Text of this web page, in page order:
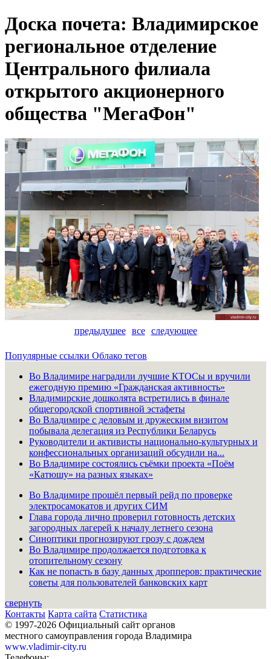
Доска почета: Владимирское
региональное отделение
Центрального филиала
открытого акционерного
общества "МегаФон"
предыдущее все следующее
Популярные ссылки Облако тегов
Во Владимире наградили лучшие КТОСы и вручили
ежегодную премию «Гражданская активность»
Владимирские дошколята встретились в финале
общегородской спортивной эстафеты
Во Владимире с деловым и дружеским визитом
побывала делегация из Республики Беларусь
Руководители и активисты национально-культурных и
конфессиональных организаций обсудили на...
Во Владимире состоялись съёмки проекта «Поём
«Катюшу» на разных языках»
Во Владимире прошёл первый рейд по проверке
электросамокатов и других СИМ
Глава города лично проверил готовность детских
загородных лагерей к началу летнего сезона
Синоптики прогнозируют грозу с дождем
Во Владимире продолжается подготовка к
отопительному сезону
Как не попасть в базу данных дропперов: практические
советы для пользователей банковских карт
свернуть
Контакты Карта сайта Статистика
© 1997-2026 Официальный сайт органов
местного самоуправления города Владимира
www.vladimir-city.ru